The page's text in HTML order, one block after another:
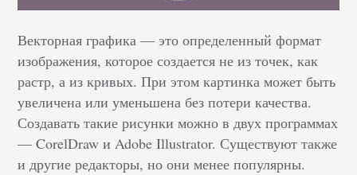
Векторная графика — это определенный формат
изображения, которое создается не из точек, как
растр, а из кривых. При этом картинка может быть
увеличена или уменьшена без потери качества.
Создавать такие рисунки можно в двух программах
— CorelDraw и Adobe Illustrator. Существуют также
и другие редакторы, но они менее популярны.